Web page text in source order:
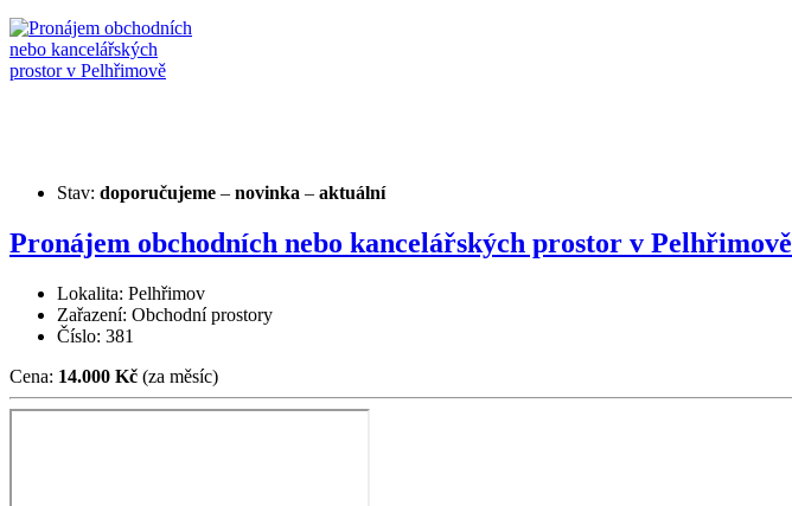
Stav: doporučujeme – novinka – aktuální
Pronájem obchodních nebo kancelářských prostor v Pelhřimově
Lokalita: Pelhřimov
Zařazení: Obchodní prostory
Číslo: 381
Cena: 14.000 Kč (za měsíc)